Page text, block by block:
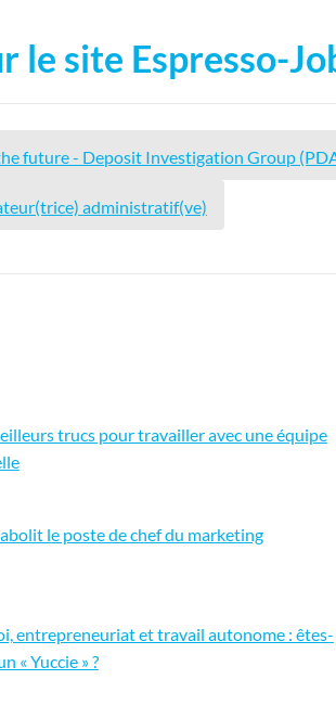
le site Espresso-
future - Deposit Investigation Group
administratif(ve)
trucs pour travailler avec une équipe
le poste de chef du marketing
entrepreneuriat et travail autonome : êtes-
« Yuccie » ?